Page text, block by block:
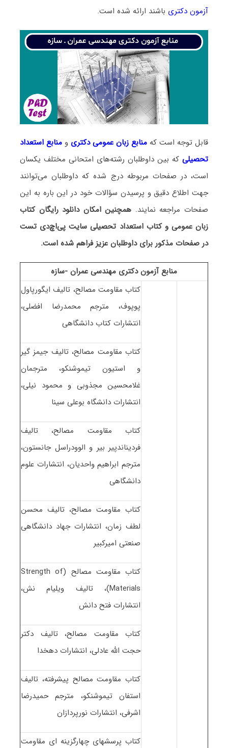
آزمون دکتری باشند ارائه شده است.
قابل توجه است که منابع زبان عمومی دکتری و منابع استعداد
تحصیلیکه بین داوطلبان رشته‌های امتحانی مختلف یکسان
است، در صفحات مربوطه درج شده که داوطلبان می‌توانند
جهت اطلاع دقیق و پرسیدن سؤالات خود در این باره به این
صفحات مراجعه نمایند. همچنین امکان دانلود رایگان کتاب
زبان عمومی و کتاب استعداد تحصیلی سایت پی‌اچ‌دی تست
در صفحات مذکور برای داوطلبان عزیز فراهم شده است.
منابع آزمون دکتری مهندسی عمران -سازه
کتاب مقاومت مصالح، تالیف ایگورپاول
پوپوف، مترجم محمدرضا افضلی،
انتشارات کتاب دانشگاهی
کتاب مقاومت مصالح، تالیف جیمز گیر
و استیون تیموشنکو، مترجمان
غلامحسین مجذوبی و محمود نیلی،
انتشارات دانشگاه بوعلی سینا
کتاب مقاومت مصالح، تالیف
فردیناندپیر بیر و الوودراسل جانستون،
مترجم ابراهیم واحدیان، انتشارات علوم
دانشگاهی
کتاب مقاومت مصالح، تالیف محسن
لطف زمان، انتشارات جهاد دانشگاهی
صنعتی امیرکبیر
کتاب مقاومت مصالح (Strength of
Materials)، تالیف ویلیام نش،
انتشارات فتح دانش
کتاب مقاومت مصالح، تالیف دکتر
حجت الله عادلی، انتشارات دهخدا
کتاب مقاومت مصالح پیشرفته، تالیف
استفان تیموشنکو، مترجم حمیدرضا
اشرفی، انتشارات نورپردازان
کتاب پرسشهای چهارگزینه ای مقاومت